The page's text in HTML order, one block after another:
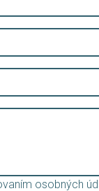
osobných